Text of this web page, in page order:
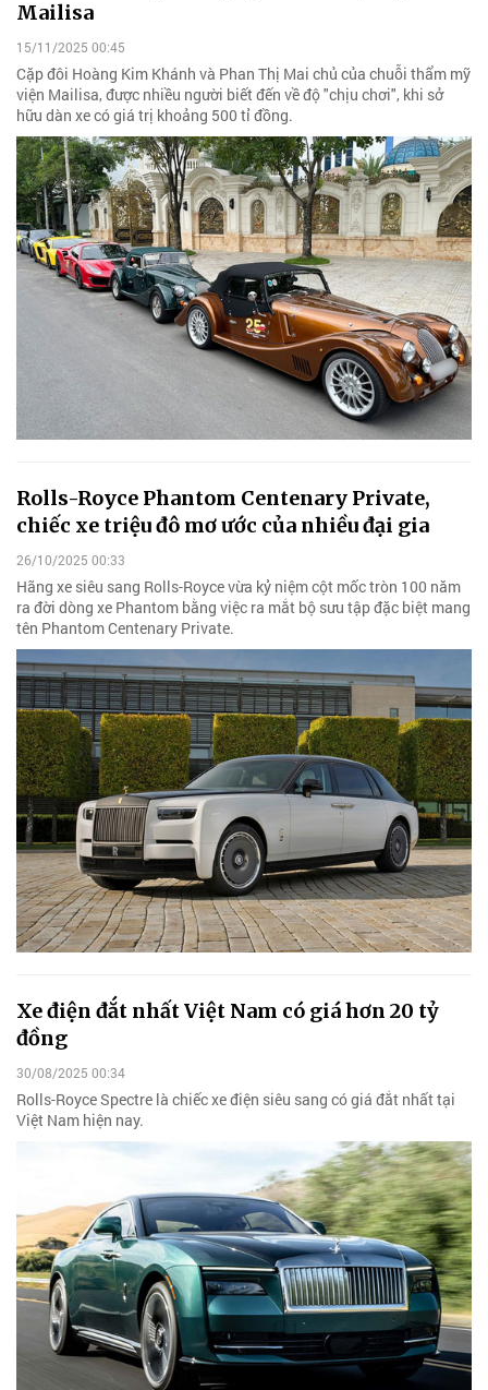
Mailisa
15/11/2025 00:45
Cặp đôi Hoàng Kim Khánh và Phan Thị Mai chủ của chuỗi thẩm mỹ
viện Mailisa, được nhiều người biết đến về độ "chịu chơi", khi sở
hữu dàn xe có giá trị khoảng 500 tỉ đồng.
Rolls-Royce Phantom Centenary Private,
chiếc xe triệu đô mơ ước của nhiều đại gia
26/10/2025 00:33
Hãng xe siêu sang Rolls-Royce vừa kỷ niệm cột mốc tròn 100 năm
ra đời dòng xe Phantom bằng việc ra mắt bộ sưu tập đặc biệt mang
tên Phantom Centenary Private.
Xe điện đắt nhất Việt Nam có giá hơn 20 tỷ
đồng
30/08/2025 00:34
Rolls-Royce Spectre là chiếc xe điện siêu sang có giá đắt nhất tại
Việt Nam hiện nay.